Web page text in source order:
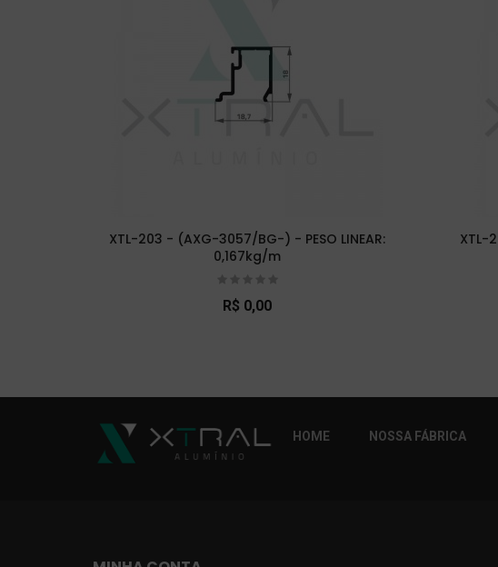
XTL-203 - (AXG-3057/BG-) - PESO LINEAR:
0,167kg/m
R$ 0,00
XTL-
HOME NOSSA FÁBRICA